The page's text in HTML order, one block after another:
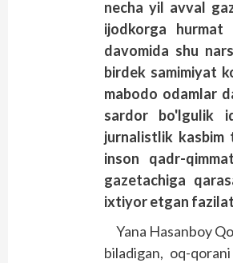
necha yil avval
ijodkorga
davomida shu
birdek samimiyat
mabodo odamlar
sardor bo'lgulik
jurnalistlik kasbim
inson qadr-
gazetachiga
ixtiyor etgan
Yana Hasanboy
biladigan, oq-